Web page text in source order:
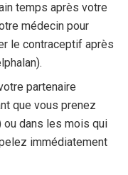
temps après votre
médecin pour
le contraceptif après
partenaire
que vous prenez
ou dans les mois qui
immédiatement